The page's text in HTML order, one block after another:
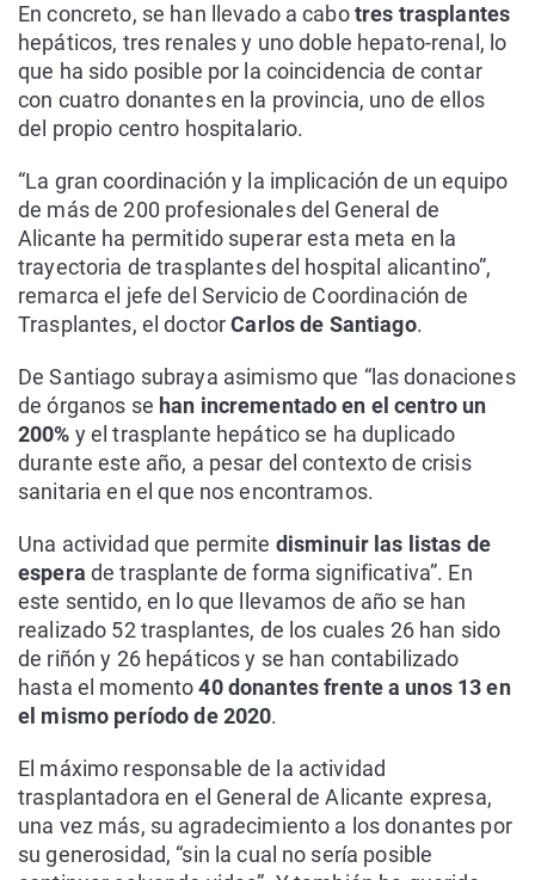
En concreto, se han llevado a cabotres trasplantes
hepáticos, tres renales y uno doble hepato-renal, lo
que ha sido posible por la coincidencia de contar
con cuatro donantes en la provincia, uno de ellos
del propio centro hospitalario.
“La gran coordinación y la implicación de un equipo
de más de 200 profesionales del General de
Alicante ha permitido superar esta meta en la
trayectoria de trasplantes del hospital alicantino”,
remarca el jefe del Servicio de Coordinación de
Trasplantes, el doctorCarlos de Santiago.
De Santiago subraya asimismo que “las donaciones
de órganos se han incrementado en el centro un
200% y el trasplante hepático se ha duplicado
durante este año, a pesar del contexto de crisis
sanitaria en el que nos encontramos.
Una actividad que permite disminuir las listas de
espera de trasplante de forma significativa”. En
este sentido, en lo que llevamos de año se han
realizado 52 trasplantes, de los cuales 26 han sido
de riñón y 26 hepáticos y se han contabilizado
hasta el momento40 donantes frente a unos 13 en
el mismo período de 2020.
El máximo responsable de la actividad
trasplantadora en el General de Alicante expresa,
una vez más, su agradecimiento a los donantes por
su generosidad, “sin la cual no sería posible